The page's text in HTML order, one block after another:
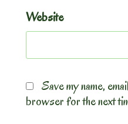
Website
Save my name,
browser for the next